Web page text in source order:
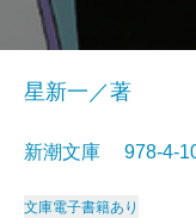
星新一／著
新潮文庫 978-4-
文庫電子書籍あり